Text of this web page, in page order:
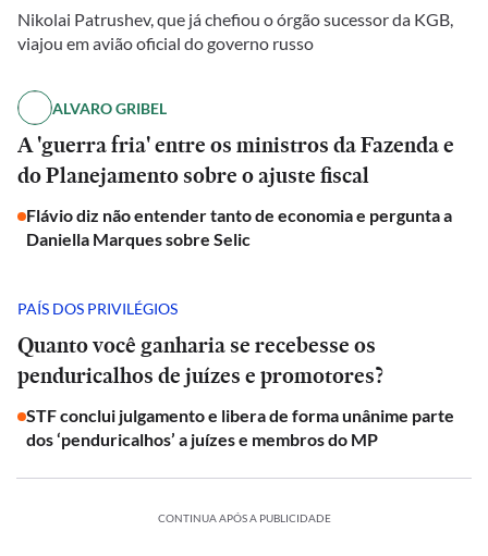
Nikolai Patrushev, que já chefiou o órgão sucessor da KGB,
viajou em avião oficial do governo russo
ALVARO GRIBEL
A 'guerra fria' entre os ministros da Fazenda e
do Planejamento sobre o ajuste fiscal
Flávio diz não entender tanto de economia e pergunta a
Daniella Marques sobre Selic
PAÍS DOS PRIVILÉGIOS
Quanto você ganharia se recebesse os
penduricalhos de juízes e promotores?
STF conclui julgamento e libera de forma unânime parte
dos ‘penduricalhos’ a juízes e membros do MP
CONTINUA APÓS A PUBLICIDADE